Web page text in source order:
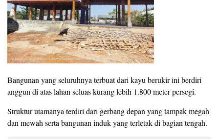
Bangunan yang seluruhnya terbuat dari kayu berukir ini berdiri
anggun di atas lahan seluas kurang lebih 1.800 meter persegi.
Struktur utamanya terdiri dari gerbang depan yang tampak megah
dan mewah serta bangunan induk yang terletak di bagian tengah.